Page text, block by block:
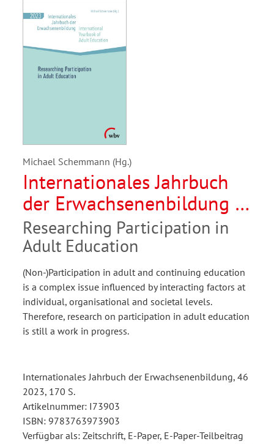
Michael Schemmann (Hg.)
Internationales Jahrbuch
der Erwachsenenbildung /
International Yearbook of
Adult Education 2023
Researching Participation in
Adult Education
(Non-)Participation in adult and continuing education
is a complex issue influenced by interacting factors at
individual, organisational and societal levels.
Therefore, research on participation in adult education
is still a work in progress.
Internationales Jahrbuch der Erwachsenenbildung, 46
2023, 170 S.
Artikelnummer: I73903
ISBN: 9783763973903
Verfügbar als: Zeitschrift, E-Paper, E-Paper-Teilbeitrag